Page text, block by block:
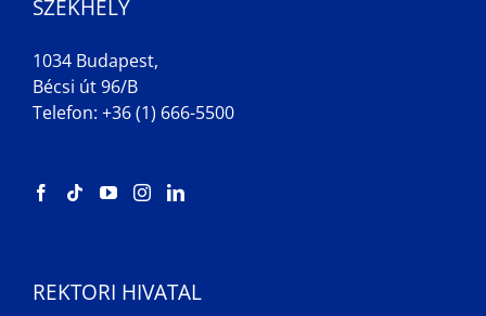
SZÉKHELY
1034 Budapest,
Bécsi út 96/B
Telefon: +36 (1) 666-5500
REKTORI HIVATAL